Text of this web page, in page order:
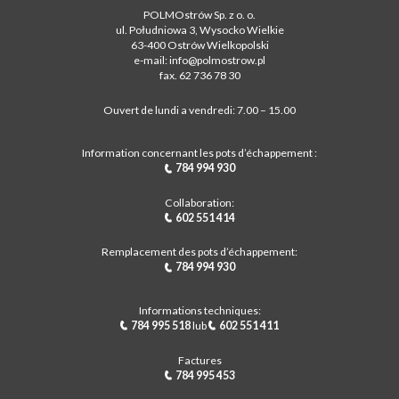
POLMOstrów Sp. z o. o.
ul. Południowa 3, Wysocko Wielkie
63-400 Ostrów Wielkopolski
e-mail: info@polmostrow.pl
fax. 62 736 78 30
Ouvert de lundi a vendredi: 7.00 – 15.00
Information concernant les pots d’échappement :
784 994 930
Collaboration:
602 551 414
Remplacement des pots d’échappement:
784 994 930
Informations techniques:
784 995 518lub 602 551 411
Factures
784 995 453